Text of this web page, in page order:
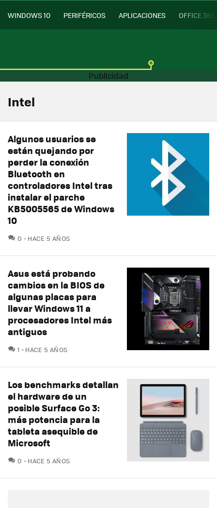
WINDOWS 10 PERIFÉRICOS APLICACIONES OFFICE 365
Intel
Algunos usuarios se
están quejando por
perder la conexión
Bluetooth en
controladores Intel tras
instalar el parche
KB5005565 de Windows
10
0 COMENTARIOS
HACE 5 AÑOS
Asus está probando
cambios en la BIOS de
algunas placas para
llevar Windows 11 a
procesadores Intel más
antiguos
1 COMENTARIOS
HACE 5 AÑOS
Los benchmarks detallan
el hardware de un
posible Surface Go 3:
más potencia para la
tableta asequible de
Microsoft
0 COMENTARIOS
HACE 5 AÑOS